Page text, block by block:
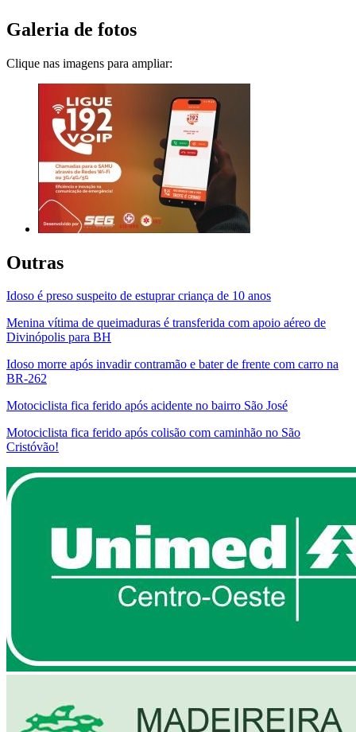
Galeria de fotos
Clique nas imagens para ampliar:
Outras
Idoso é preso suspeito de estuprar criança de 10 anos
Menina vítima de queimaduras é transferida com apoio aéreo de
Divinópolis para BH
Idoso morre após invadir contramão e bater de frente com carro na
BR-262
Motociclista fica ferido após acidente no bairro São José
Motociclista fica ferido após colisão com caminhão no São
Cristóvão!